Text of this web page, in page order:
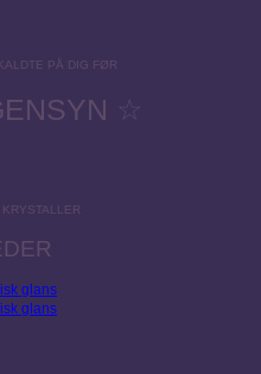
PÅ DIG FØR
☆